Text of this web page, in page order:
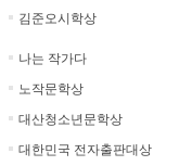
김준오시학상
나는 작가다
노작문학상
대산청소년문학상
대한민국 전자출판대상